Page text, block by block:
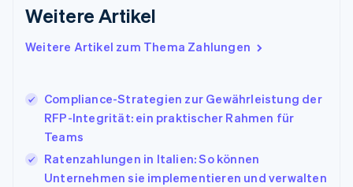
Weitere Artikel
Weitere Artikel zum Thema Zahlungen
Compliance-Strategien zur Gewährleistung der
RFP-Integrität: ein praktischer Rahmen für
Teams
Ratenzahlungen in Italien: So können
Unternehmen sie implementieren und verwalten
English
English
Japan
日本語 English
EnglishFrançais
Kroatien
EnglishItaliano